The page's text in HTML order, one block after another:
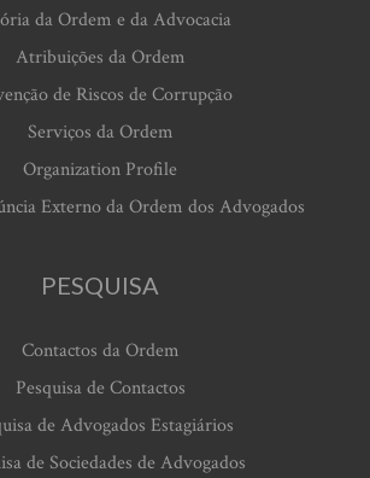
da Ordem e da Advocacia
Atribuições da Ordem
de Riscos de Corrupção
Serviços da Ordem
Organization Profile
Externo da Ordem dos Advogados
PESQUISA
Contactos da Ordem
Pesquisa de Contactos
de Advogados Estagiários
de Sociedades de Advogados